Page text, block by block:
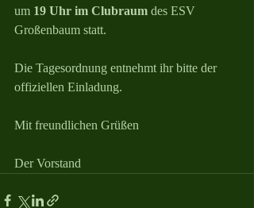
um 19 Uhr im Clubraum des ESV
Großenbaum statt.
Die Tagesordnung entnehmt ihr bitte der
offiziellen Einladung.
Mit freundlichen Grüßen
Der Vorstand